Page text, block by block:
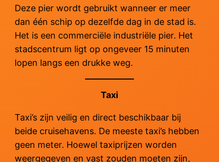
Deze pier wordt gebruikt wanneer er meer
dan één schip op dezelfde dag in de stad is.
Het is een commerciële industriële pier. Het
stadscentrum ligt op ongeveer 15 minuten
lopen langs een drukke weg.
Taxi
Taxi’s zijn veilig en direct beschikbaar bij
beide cruisehavens. De meeste taxi’s hebben
geen meter. Hoewel taxiprijzen worden
weergegeven en vast zouden moeten zijn,